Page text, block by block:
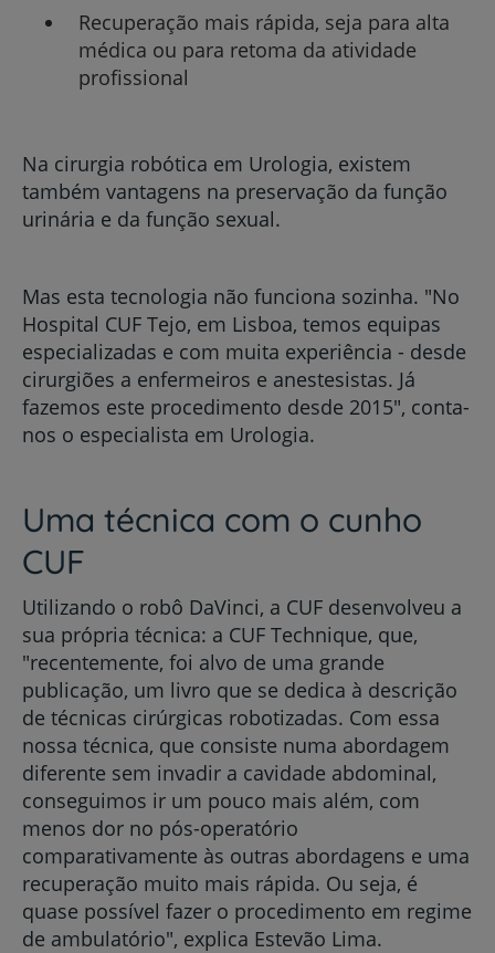
Recuperação mais rápida, seja para alta
médica ou para retoma da atividade
profissional
Na cirurgia robótica em Urologia, existem
também vantagens na preservação da função
urinária e da função sexual.
Mas esta tecnologia não funciona sozinha. "No
Hospital CUF Tejo, em Lisboa, temos equipas
especializadas e com muita experiência - desde
cirurgiões a enfermeiros e anestesistas. Já
fazemos este procedimento desde 2015", conta-
nos o especialista em Urologia.
Uma técnica com o cunho
CUF
Utilizando o robô DaVinci, a CUF desenvolveu a
sua própria técnica: a CUF Technique, que,
"recentemente, foi alvo de uma grande
publicação, um livro que se dedica à descrição
de técnicas cirúrgicas robotizadas. Com essa
nossa técnica, que consiste numa abordagem
diferente sem invadir a cavidade abdominal,
conseguimos ir um pouco mais além, com
menos dor no pós-operatório
comparativamente às outras abordagens e uma
recuperação muito mais rápida. Ou seja, é
quase possível fazer o procedimento em regime
de ambulatório", explica Estevão Lima.